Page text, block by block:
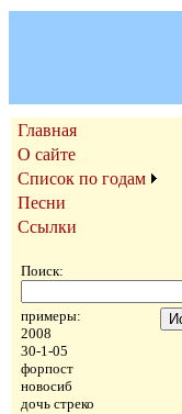
Главная
О сайте
Список по годам
Песни
Ссылки
Поиск:
примеры:
2008
30-1-05
форпост
новосиб
дочь стреко